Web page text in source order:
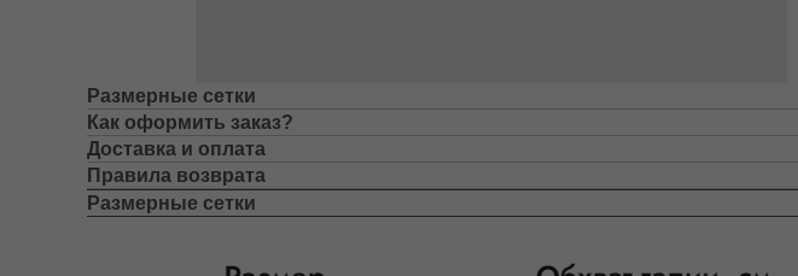
Размерные сетки
Как оформить заказ?
Доставка и оплата
Правила возврата
Размерные сетки